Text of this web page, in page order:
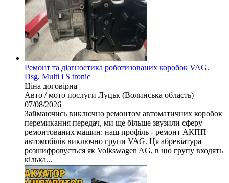
Ремонт та діагностика роботизованих коробок VAG.
Dsg, Multi i S tronic
Ціна договірна
Авто / мото послуги Луцьк (Волинська область)
07/08/2026
Займаючись виключно ремонтом автоматичних коробок
перемикання передач, ми ще більше звузили сферу
ремонтованих машин: наш профіль - ремонт АКПП
автомобілів виключно групи VAG. Ця абревіатура
розшифровується як Volkswagen AG, в цю групу входять
кілька...